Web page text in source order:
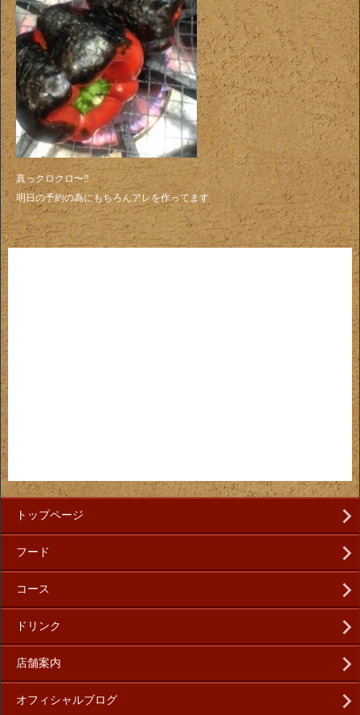
真っクロクロ〜‼️
明日の予約の為にもちろんアレを作ってます
トップページ
フード
コース
ドリンク
店舗案内
オフィシャルブログ